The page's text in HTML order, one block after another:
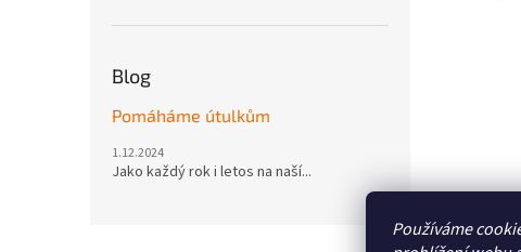
Používáme
Blog
Pomáháme útulkům
1.12.2024
Jako každý rok i letos na naší...